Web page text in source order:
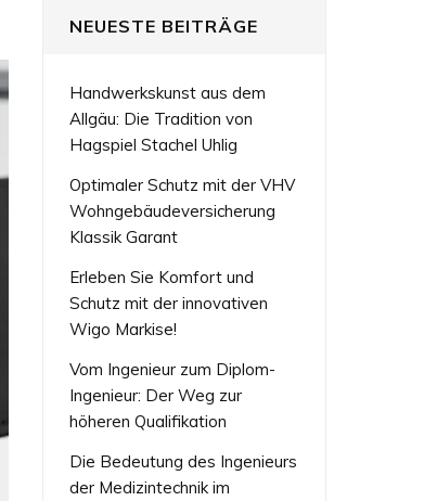
NEUESTE BEITRÄGE
Handwerkskunst aus dem
Allgäu: Die Tradition von
Hagspiel Stachel Uhlig
Optimaler Schutz mit der VHV
Wohngebäudeversicherung
Klassik Garant
Erleben Sie Komfort und
Schutz mit der innovativen
Wigo Markise!
Vom Ingenieur zum Diplom-
Ingenieur: Der Weg zur
höheren Qualifikation
Die Bedeutung des Ingenieurs
der Medizintechnik im